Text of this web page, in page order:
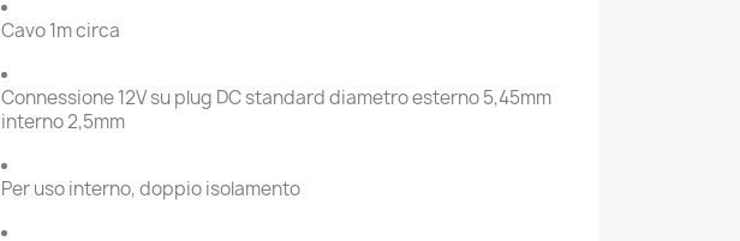
Cavo 1m circa
Connessione 12V su plug DC standard diametro esterno 5,45mm
interno 2,5mm
Per uso interno, doppio isolamento